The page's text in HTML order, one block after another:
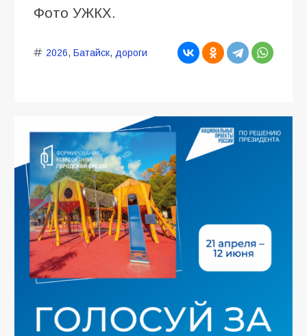
Фото УЖКХ.
2026, Батайск, дороги